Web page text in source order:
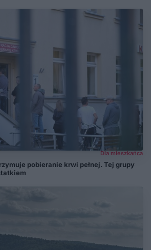
Dla mieszkańca
pobieranie krwi pełnej. Tej grupy